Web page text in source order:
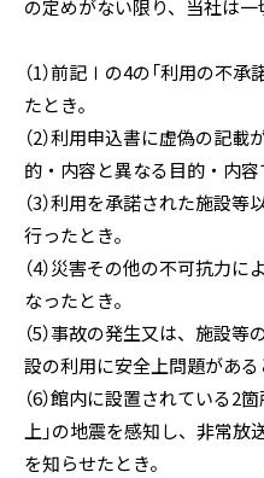
の定めがない限り、当社は一
（1）前記Ⅰの4の「利用の不
たとき。
（2）利用申込書に虚偽の記
的・内容と異なる目的・内容
（3）利用を承諾された施設
行ったとき。
（4）災害その他の不可抗力
なったとき。
（5）事故の発生又は、施設
設の利用に安全上問題がある
（6）館内に設置されている2
上」の地震を感知し、非常放
を知らせたとき。